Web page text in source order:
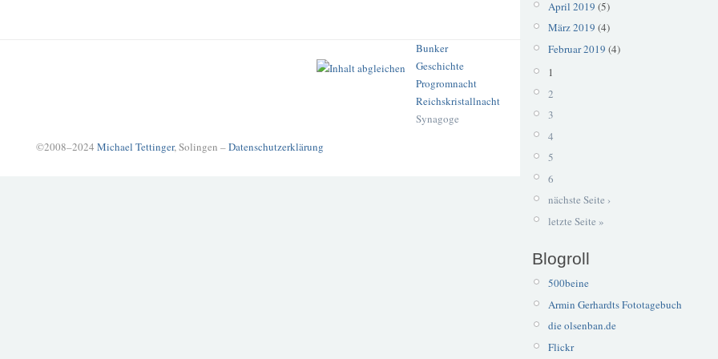
Bunker
Geschichte
Progromnacht
Reichskristallnacht
Synagoge
©2008–2024 Michael Tettinger, Solingen –Datenschutzerklärung
April 2019 (5)
März 2019 (4)
Februar 2019 (4)
1
2
3
4
5
6
nächste Seite ›
letzte Seite »
Blogroll
500beine
Armin Gerhardts Fototagebuch
die olsenban.de
Flickr